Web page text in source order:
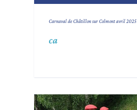
Carnaval de Châtillon sur Colmont avril 2025
ca